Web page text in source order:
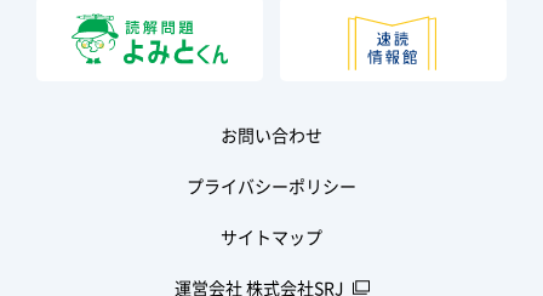
お問い合わせ
プライバシーポリシー
サイトマップ
運営会社 株式会社SRJ